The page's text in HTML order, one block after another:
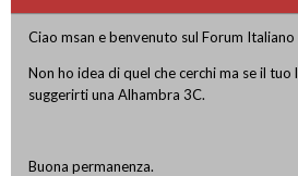
Ciao msan e benvenuto sul Forum
Non ho idea di quel che cerchi ma se il tuo
suggerirti una Alhambra 3C.
Buona permanenza.